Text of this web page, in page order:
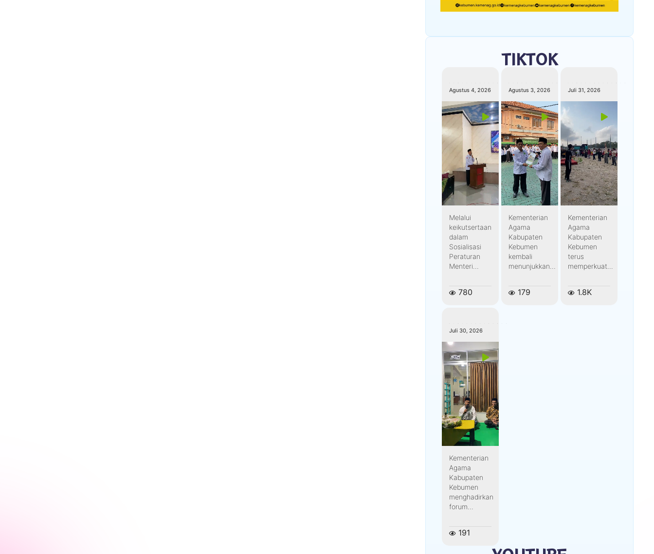
TIKTOK
Agustus 4, 2026
Melalui
keikutsertaan
dalam
Sosialisasi
Peraturan
Menteri...
780
Agustus 3, 2026
Kementerian
Agama
Kabupaten
Kebumen
kembali
menunjukkan...
179
Juli 31, 2026
Kementerian
Agama
Kabupaten
Kebumen
terus
memperkuat...
1.8K
Juli 30, 2026
Kementerian
Agama
Kabupaten
Kebumen
menghadirkan
forum...
191